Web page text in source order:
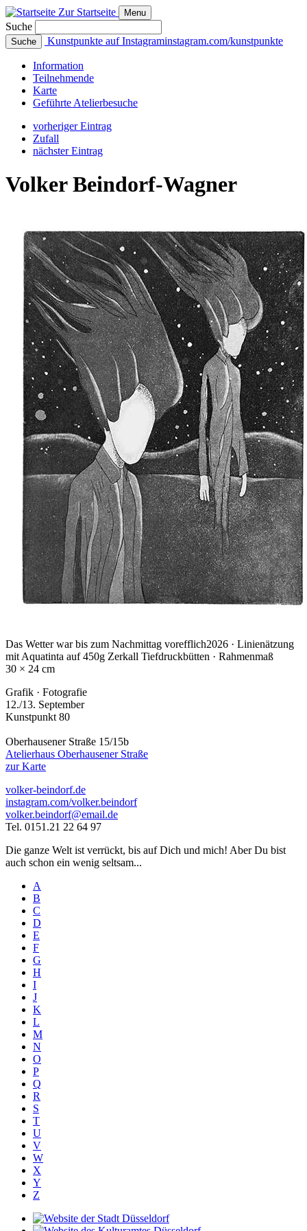
Zur Startseite Menu
Suche
Suche Kunstpunkte auf Instagraminstagram.com/kunstpunkte
Information
Teilnehmende
Karte
Geführte Atelierbesuche
vorheriger Eintrag
Zufall
nächster Eintrag
Volker Beindorf‑Wagner
Das Wetter war bis zum Nachmittag vorefflich2026 · Linienätzung
mit Aquatinta auf 450g Zerkall Tiefdruckbütten · Rahmenmaß
30 × 24 cm
Grafik · Fotografie
12./13. September
Kunstpunkt 80
Oberhausener Straße 15/15b
Atelierhaus Oberhausener Straße
zur Karte
volker-beindorf.de
instagram.com/volker.beindorf
volker.beindorf@email.de
Tel. 0151.21 22 64 97
Die ganze Welt ist verrückt, bis auf Dich und mich! Aber Du bist
auch schon ein wenig seltsam...
A
B
C
D
E
F
G
H
I
J
K
L
M
N
O
P
Q
R
S
T
U
V
W
X
Y
Z